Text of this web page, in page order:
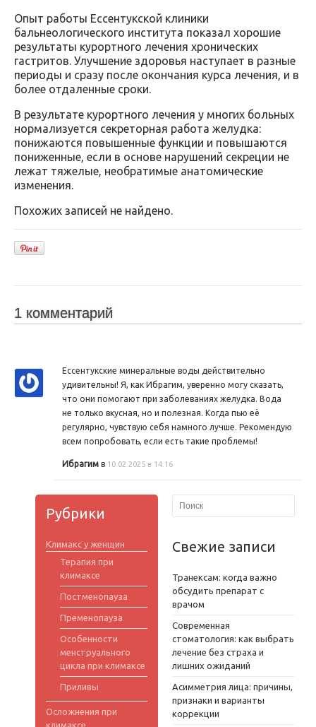
Опыт работы Ессентукской клиники
бальнеологического института показал хорошие
результаты курортного лечения хронических
гастритов. Улучшение здоровья наступает в разные
периоды и сразу после окончания курса лечения, и в
более отдаленные сроки.
В результате курортного лечения у многих больных
нормализуется секреторная работа желудка:
понижаются повышенные функции и повышаются
пониженные, если в основе нарушений секреции не
лежат тяжелые, необратимые анатомические
изменения.
Похожих записей не найдено.
1 комментарий
Ессентукские минеральные воды действительно
удивительны! Я, как Ибрагим, уверенно могу сказать,
что они помогают при заболеваниях желудка. Вода
не только вкусная, но и полезная. Когда пью её
регулярно, чувствую себя намного лучше. Рекомендую
всем попробовать, если есть такие проблемы!
Ибрагим в 10.02.2025 в 14:16
Рубрики
Климакс у женщин
Терапия при
климаксе
Постменопауза
Пременопауза
Особенности
менструального
цикла при климаксе
Приливы
Осложнения при
климаксе
Свежие записи
Транексам: когда важно
обсудить препарат с
врачом
Современная
стоматология: как выбрать
лечение без страха и
лишних ожиданий
Асимметрия лица: причины,
признаки и варианты
коррекции